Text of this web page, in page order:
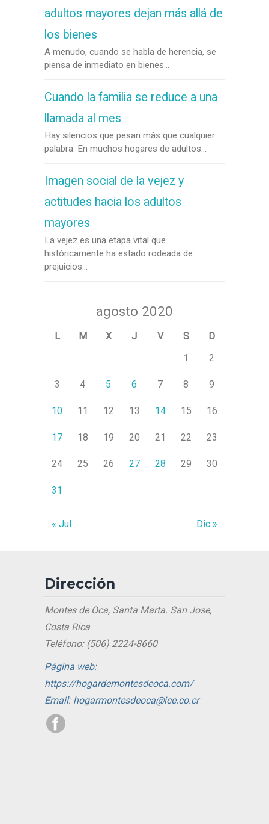
adultos mayores dejan más allá de
los bienes
A menudo, cuando se habla de herencia, se
piensa de inmediato en bienes...
Cuando la familia se reduce a una
llamada al mes
Hay silencios que pesan más que cualquier
palabra. En muchos hogares de adultos...
Imagen social de la vejez y
actitudes hacia los adultos
mayores
La vejez es una etapa vital que
históricamente ha estado rodeada de
prejuicios...
agosto 2020
L M X J V S
D
1
2
3 4 5 6 7 8 9
10 11 12 13 14 15 16
17 18 19 20 21 22 23
24 25 26 27 28 29 30
31
« Jul Dic »
Dirección
Montes de Oca, Santa Marta. San Jose,
Costa Rica
Teléfono: (506) 2224-8660
Página web:
https://hogardemontesdeoca.com/
Email: hogarmontesdeoca@ice.co.cr